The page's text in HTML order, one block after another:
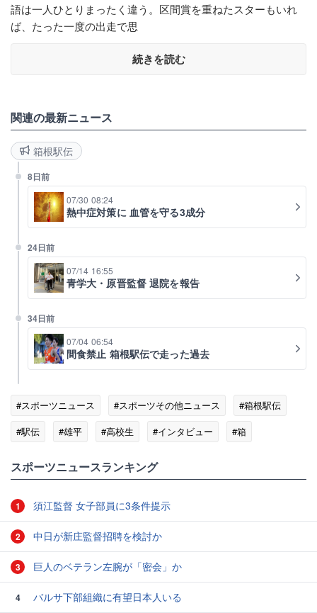
語は一人ひとりまったく違う。区間賞を重ねたスターもいれ
ば、たった一度の出走で思
続きを読む
関連の最新ニュース
箱根駅伝
8日前
07/30 08:24
熱中症対策に 血管を守る3成分
24日前
07/14 16:55
青学大・原晋監督 退院を報告
34日前
07/04 06:54
間食禁止 箱根駅伝で走った過去
#スポーツニュース #スポーツその他ニュース
#箱根駅伝
#駅伝
#雄平 #高校生 #インタビュー
#箱
スポーツニュースランキング
1 須江監督 女子部員に3条件提示
2 中日が新庄監督招聘を検討か
3 巨人のベテラン左腕が「密会」か
4 バルサ下部組織に有望日本人いる